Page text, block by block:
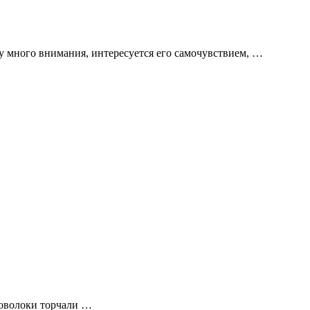
много внимания, интересуется его самочувствием, …
торчали …